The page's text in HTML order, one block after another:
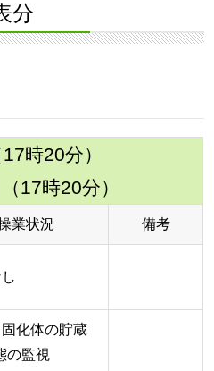
分
時20分）
17時20分）
業状況 備考
化体の貯蔵
の監視